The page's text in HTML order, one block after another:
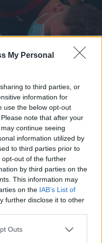
My Personal
to third parties, or
information for
use the below opt-out
note that after your
continue seeing
information utilized by
to third parties prior to
out of the further
by third parties on the
This information may
on the IAB’s List of
further disclose it to other
Outs
egy
a tűzoltókra